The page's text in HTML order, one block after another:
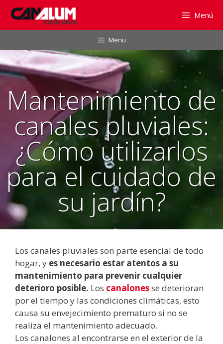
Saltar
contenido
Menú
Menu
Mantenimiento de
canales pluviales:
¿Cómo utilizarlos
para el cuidado de
su jardín?
Los canales pluviales son parte esencial de todo
hogar, y es necesario estar atentos a su
mantenimiento para prevenir cualquier
deterioro posible. Los canalonesse deterioran
por el tiempo y las condiciones climáticas, esto
causa su envejecimiento prematuro si no se
realiza el mantenimiento adecuado.
Los canalones al encontrarse en el exterior de la